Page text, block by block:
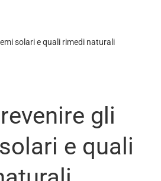
solari e quali rimedi naturali
gli
e quali